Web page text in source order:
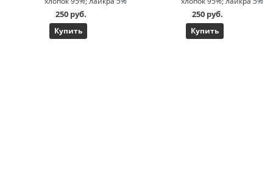
250 руб.
Купить
250 руб.
Купить